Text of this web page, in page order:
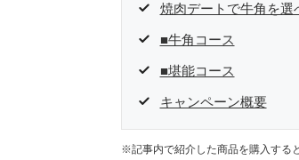
焼肉デートで牛角を選
■牛角コース
■堪能コース
キャンペーン概要
※記事内で紹介した商品を購入する